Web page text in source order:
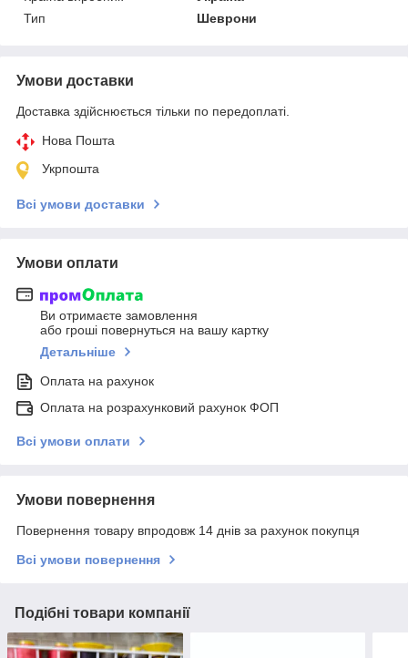
Тип
Шеврони
Умови доставки
Доставка здійснюється тільки по передоплаті.
Нова Пошта
Укрпошта
Всі умови доставки
Умови оплати
Ви отримаєте замовлення
або гроші повернуться на вашу картку
Детальніше
Оплата на рахунок
Оплата на розрахунковий рахунок ФОП
Всі умови оплати
Умови повернення
Повернення товару впродовж 14 днів за рахунок покупця
Всі умови повернення
Подібні товари компанії